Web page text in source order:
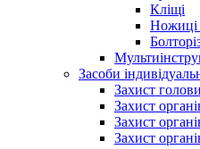
Кліщі
Ножиці
Засоби
Захист голови
Захист
Захист
Захист